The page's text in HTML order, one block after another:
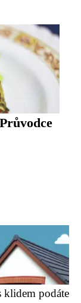
klidem podáte